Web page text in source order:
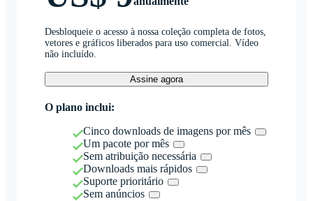
Desbloqueie o acesso à nossa coleção completa de fotos,
vetores e gráficos liberados para uso comercial. Vídeo
não incluído.
Assine agora
O plano inclui:
Cinco downloads de imagens por mês
Um pacote por mês
Sem atribuição necessária
Downloads mais rápidos
Suporte prioritário
Sem anúncios